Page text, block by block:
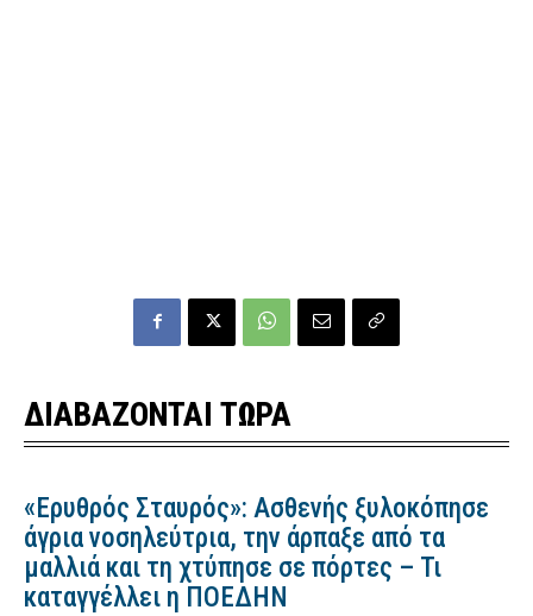
ΔΙΑΒΑΖΟΝΤΑΙ ΤΩΡΑ
«Ερυθρός Σταυρός»: Ασθενής ξυλοκόπησε
άγρια νοσηλεύτρια, την άρπαξε από τα
μαλλιά και τη χτύπησε σε πόρτες – Τι
καταγγέλλει η ΠΟΕΔΗΝ